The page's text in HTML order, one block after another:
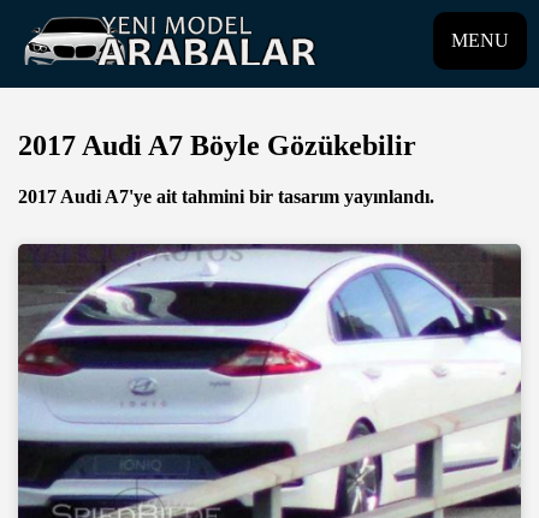
MENU
2017 Audi A7 Böyle Gözükebilir
2017 Audi A7'ye ait tahmini bir tasarım yayınlandı.